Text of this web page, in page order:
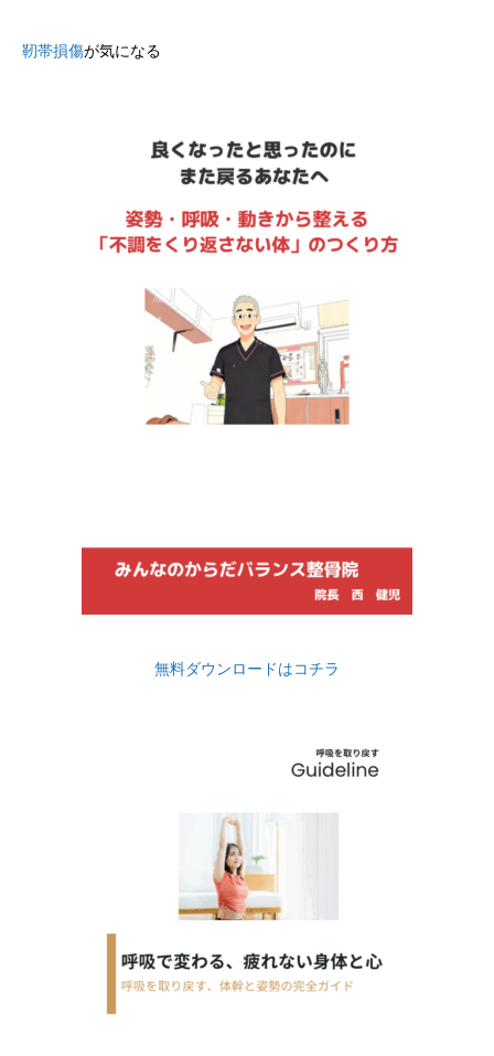
靭帯損傷が気になる
無料ダウンロードはコチラ